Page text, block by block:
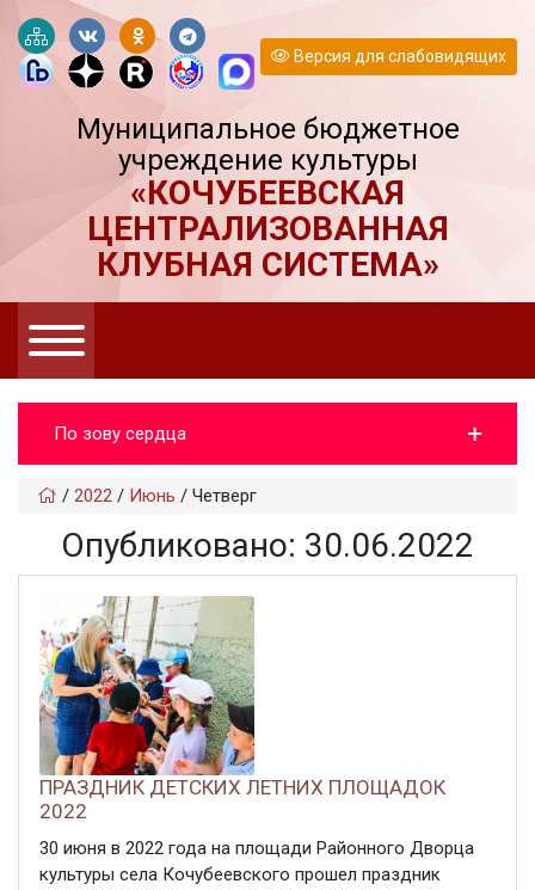
Версия для слабовидящих
Муниципальное бюджетное
учреждение культуры
«КОЧУБЕЕВСКАЯ
ЦЕНТРАЛИЗОВАННАЯ
КЛУБНАЯ СИСТЕМА»
По зову сердца
/ 2022 / Июнь / Четверг
Опубликовано: 30.06.2022
ПРАЗДНИК ДЕТСКИХ ЛЕТНИХ ПЛОЩАДОК
2022
30 июня в 2022 года на площади Районного Дворца
культуры села Кочубеевского прошел праздник